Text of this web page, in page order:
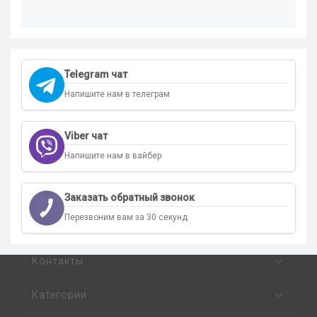
Telegram чат
Напишите нам в телеграм
Viber чат
Напишите нам в вайбер
Заказать обратный звонок
Перезвоним вам за 30 секунд
Контакты
Категории